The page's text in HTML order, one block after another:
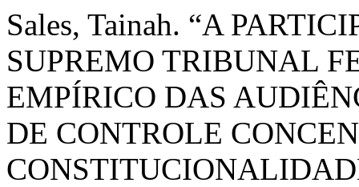
Sales, Tainah. “A
SUPREMO TRIBUNAL
EMPÍRICO DAS
DE CONTROLE